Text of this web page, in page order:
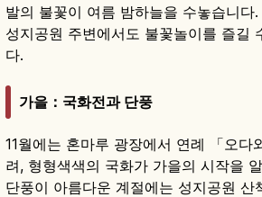
발의 불꽃이 여름 밤하늘을 수놓습니다.
성지공원 주변에서도 불꽃놀이를 즐길
다.
가을：국화전과 단풍
11월에는 혼마루 광장에서 연례 「오다
려, 형형색색의 국화가 가을의 시작을
단풍이 아름다운 계절에는 성지공원 산